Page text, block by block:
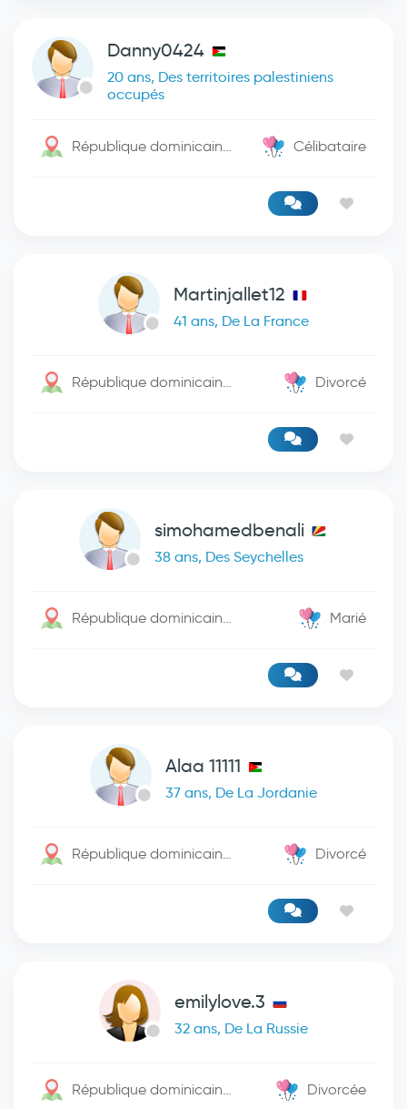
Danny0424
20 ans, Des territoires palestiniens
occupés
République dominicaine / - Célibataire
Martinjallet12
41 ans, De La France
République dominicaine / Santo Domingo De Guzman Divorcé
simohamedbenali
38 ans, Des Seychelles
République dominicaine / 0 Marié
Alaa 11111
37 ans, De La Jordanie
République dominicaine / Santo Domingo De Guzman Divorcé
emilylove.3
32 ans, De La Russie
République dominicaine / Roseau Divorcée